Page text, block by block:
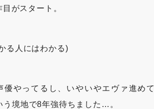
がスタート。
る人にはわかる)
やってるし、いやいやエヴァ進めて
境地で8年強待ちました…。